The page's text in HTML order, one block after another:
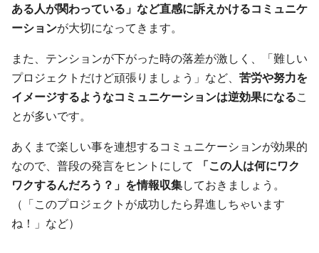
ある人が関わっている」など直感に訴えかけるコミュニケ
ーションが大切になってきます。
また、テンションが下がった時の落差が激しく、「難しい
プロジェクトだけど頑張りましょう」など、 苦労や努力を
イメージするようなコミュニケーションは逆効果になるこ
とが多いです。
あくまで楽しい事を連想するコミュニケーションが効果的
なので、普段の発言をヒントにして
「この人は何にワク
ワクするんだろう？」を情報収集しておきましょう。
（「このプロジェクトが成功したら昇進しちゃいます
ね！」など）